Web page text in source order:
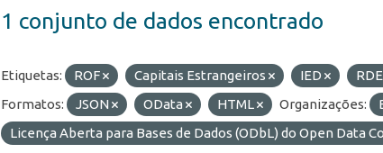
1 conjunto de dados encontrado
Etiquetas: ROF Capitais Estrangeiros IED
RDE
Formatos:
JSON OData HTML Organizações:
Licença Aberta para Bases de Dados (ODbL) do Open Data